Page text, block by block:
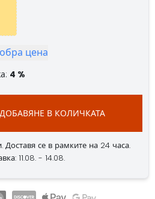
цена
4 %
ДОБАВЯНЕ В КОЛИЧКАТА
Доставя се в рамките на 24 часа.
11.08. - 14.08.